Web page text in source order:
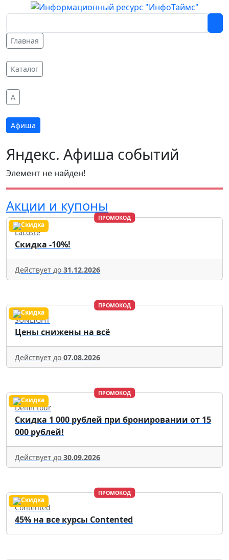
Главная
Каталог
A
Афиша
Яндекс. Афиша событий
Элемент не найден!
Акции и купоны
ПРОМОКОД
Lacoste
Скидка -10%!
Действует до 31.12.2026
ПРОМОКОД
SUNLIGHT
Цены снижены на всё
Действует до 07.08.2026
ПРОМОКОД
Delfin tour
Скидка 1 000 рублей при бронировании от 15
000 рублей!
Действует до 30.09.2026
ПРОМОКОД
Contented
45% на все курсы Contented